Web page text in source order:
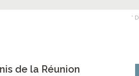
*
de la Réunion